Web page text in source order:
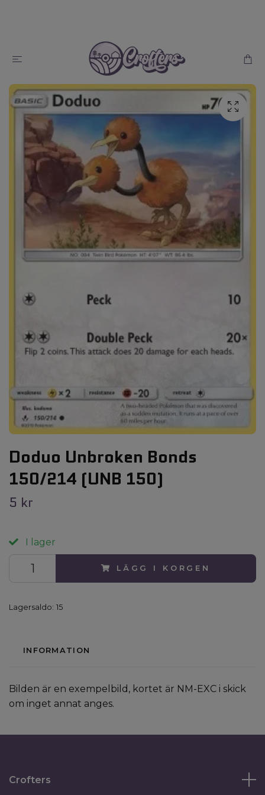
Doduo Unbroken Bonds
150/214 (UNB 150)
5 kr
I lager
LÄGG I KORGEN
Lagersaldo: 15
INFORMATION
Bilden är en exempelbild, kortet är NM-EXC i skick
om inget annat anges.
Crofters